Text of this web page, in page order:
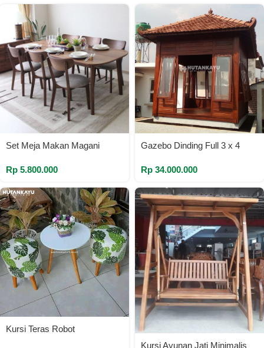
Set Meja Makan Magani
Rp 5.800.000
Gazebo Dinding Full 3 x 4
Rp 34.000.000
Kursi Teras Robot
Kursi Ayunan Jati Minimalis